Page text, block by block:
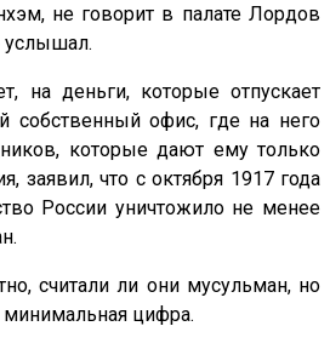
не говорит в палате Лордов
услышал.
на деньги, которые отпускает
собственный офис, где на него
которые дают ему только
заявил, что с октября 1917 года
России уничтожило не менее
считали ли они мусульман, но
минимальная цифра.